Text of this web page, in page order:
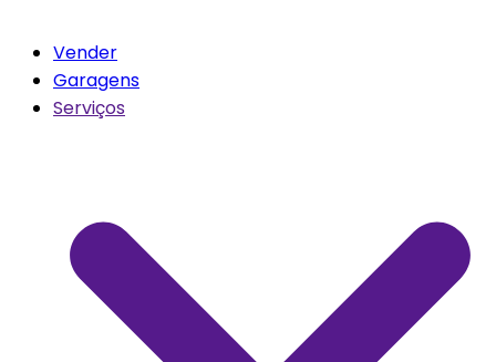
Vender
Garagens
Serviços